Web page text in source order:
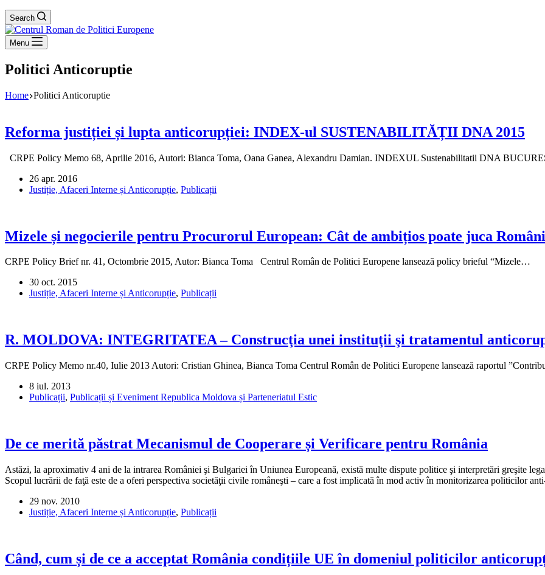
Search
Menu
Politici Anticoruptie
Home Politici Anticoruptie
Reforma justiției și lupta anticorupției: INDEX-ul SUSTENABILITĂȚII DNA 2015
CRPE Policy Memo 68, Aprilie 2016, Autori: Bianca Toma, Oana Ganea, Alexandru Damian. INDEXUL Sustenabilitatii DNA
26 apr. 2016
Justiție, Afaceri Interne și Anticorupție, Publicații
Mizele și negocierile pentru Procurorul European: Cât de ambițios poate juca
CRPE Policy Brief nr. 41, Octombrie 2015, Autor: Bianca Toma Centrul Român de Politici Europene lansează policy brieful “Mizele…
30 oct. 2015
Justiție, Afaceri Interne și Anticorupție, Publicații
R. MOLDOVA: INTEGRITATEA – Construcţia unei instituţii şi tratamentul
CRPE Policy Memo nr.40, Iulie 2013 Autori: Cristian Ghinea, Bianca Toma Centrul Român de Politici Europene lansează raportul
8 iul. 2013
Publicații, Publicații și Eveniment Republica Moldova și Parteneriatul Estic
De ce merită păstrat Mecanismul de Cooperare și Verificare pentru România
Astăzi, la aproximativ 4 ani de la intrarea României şi Bulgariei în Uniunea Europeană, există multe dispute politice şi interpretări greşite
Scopul lucrării de faţă este de a oferi perspectiva societăţii civile româneşti – care a fost implicată în mod activ în monitorizarea politicilor
29 nov. 2010
Justiție, Afaceri Interne și Anticorupție, Publicații
Când, cum și de ce a acceptat România condițiile UE în domeniul politicilor